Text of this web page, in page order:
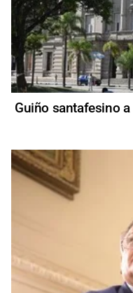
Guiño santafesino